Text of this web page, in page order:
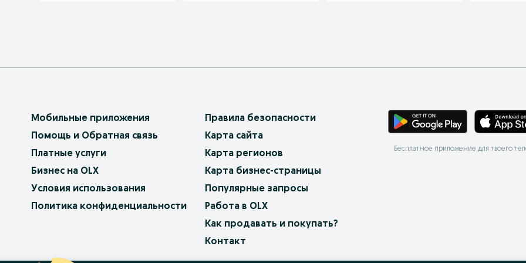
Мобильные приложения
Помощь и Обратная связь
Платные услуги
Бизнес на OLX
Условия использования
Политика конфиденциальности
Правила безопасности
Карта сайта
Карта регионов
Карта бизнес-страницы
Популярные запросы
Работа в OLX
Как продавать и покупать?
Контакт
Бесплатное приложение для твоего